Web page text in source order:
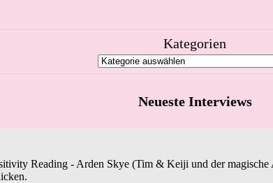
Kategorien
Neueste Interviews
Reading - Arden Skye (Tim & Keiji und der